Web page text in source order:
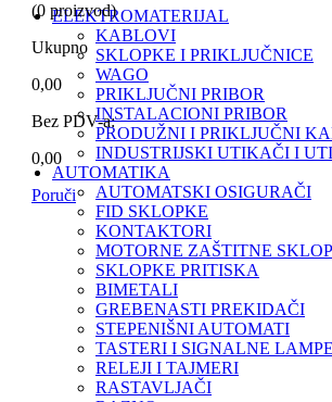
(0 proizvod)
Ukupno
0,00
Bez PDV-a:
0,00
Poruči
ELEKTROMATERIJAL
KABLOVI
SKLOPKE I PRIKLJUČNICE
WAGO
PRIKLJUČNI PRIBOR
INSTALACIONI PRIBOR
PRODUŽNI I PRIKLJUČNI
INDUSTRIJSKI UTIKAČI I
AUTOMATIKA
AUTOMATSKI OSIGURAČI
FID SKLOPKE
KONTAKTORI
MOTORNE ZAŠTITNE
SKLOPKE PRITISKA
BIMETALI
GREBENASTI PREKIDAČI
STEPENIŠNI AUTOMATI
TASTERI I SIGNALNE LAMPE
RELEJI I TAJMERI
RASTAVLJAČI